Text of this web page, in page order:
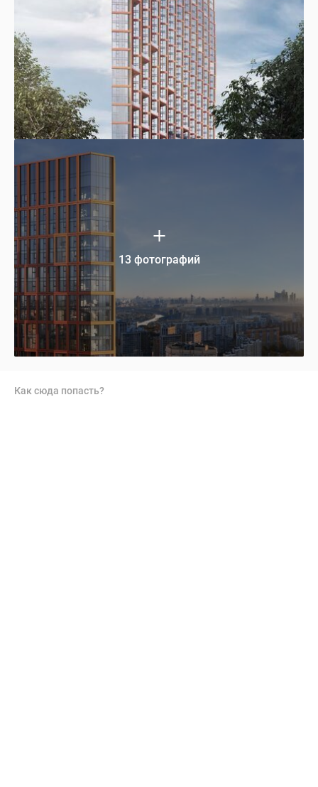
13 фотографий
Как сюда попасть?